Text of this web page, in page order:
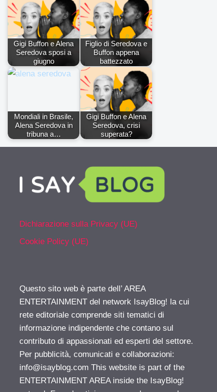
Gigi Buffon e Alena
Seredova sposi a
giugno
Figlio di Seredova e
Buffon appena
battezzato
Mondiali in Brasile,
Alena Seredova in
tribuna a…
Gigi Buffon e Alena
Seredova, crisi
superata?
Dichiarazione sulla Privacy (UE)
Cookie Policy (UE)
Questo sito web è parte dell’ AREA
ENTERTAINMENT del network IsayBlog! la cui
rete editoriale comprende siti tematici di
informazione indipendente che contano sul
contributo di appassionati ed esperti del settore.
Per pubblicità, comunicati e collaborazioni:
info@isayblog.com This website is part of the
ENTERTAINMENT AREA inside the IsayBlog!